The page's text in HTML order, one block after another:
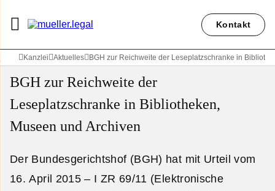
Kontakt
Kanzlei Aktuelles BGH zur Reichweite der Leseplatzschranke in
BGH zur Reichweite der
Leseplatzschranke in Bibliotheken,
Museen und Archiven
Der Bundesgerichtshof (BGH) hat mit Urteil vom
16. April 2015 – I ZR 69/11 (Elektronische